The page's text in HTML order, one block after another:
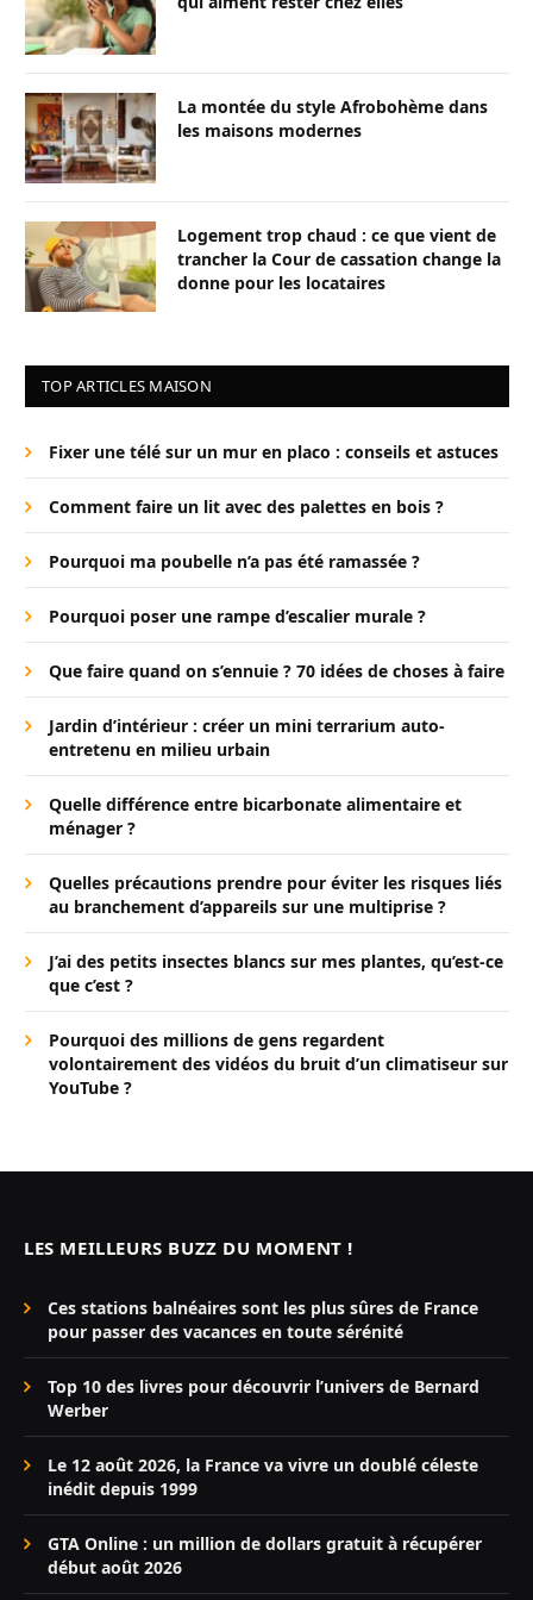
La montée du style Afrobohème dans
les maisons modernes
Logement trop chaud : ce que vient de
trancher la Cour de cassation change la
donne pour les locataires
TOP ARTICLES MAISON
Fixer une télé sur un mur en placo : conseils et astuces
Comment faire un lit avec des palettes en bois ?
Pourquoi ma poubelle n’a pas été ramassée ?
Pourquoi poser une rampe d’escalier murale ?
Que faire quand on s’ennuie ? 70 idées de choses à faire
Jardin d’intérieur : créer un mini terrarium auto-
entretenu en milieu urbain
Quelle différence entre bicarbonate alimentaire et
ménager ?
Quelles précautions prendre pour éviter les risques liés
au branchement d’appareils sur une multiprise ?
J’ai des petits insectes blancs sur mes plantes, qu’est-ce
que c’est ?
Pourquoi des millions de gens regardent
volontairement des vidéos du bruit d’un climatiseur sur
YouTube ?
LES MEILLEURS BUZZ DU MOMENT !
Ces stations balnéaires sont les plus sûres de France
pour passer des vacances en toute sérénité
Top 10 des livres pour découvrir l’univers de Bernard
Werber
Le 12 août 2026, la France va vivre un doublé céleste
inédit depuis 1999
GTA Online : un million de dollars gratuit à récupérer
début août 2026